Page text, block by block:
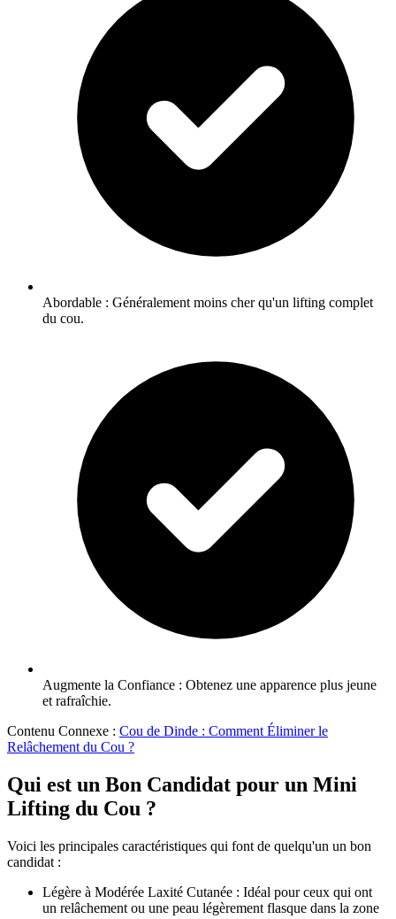
Abordable : Généralement moins cher qu'un lifting complet
du cou.
Augmente la Confiance : Obtenez une apparence plus jeune
et rafraîchie.
Contenu Connexe : Cou de Dinde : Comment Éliminer le
Relâchement du Cou ?
Qui est un Bon Candidat pour un Mini
Lifting du Cou ?
Voici les principales caractéristiques qui font de quelqu'un un bon
candidat :
Légère à Modérée Laxité Cutanée : Idéal pour ceux qui ont
un relâchement ou une peau légèrement flasque dans la zone